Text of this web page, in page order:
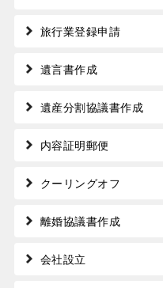
旅行業登録申請
遺言書作成
遺産分割協議書作成
内容証明郵便
クーリングオフ
離婚協議書作成
会社設立